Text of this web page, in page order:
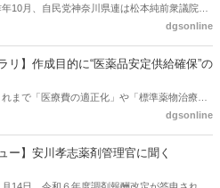
・セルフメディケーション推進室長併任）安藤
名誉教授の三村優美子氏、 日本保険薬局協会医
年10月、自民党神奈川県連は松本純前衆議院議
」（横浜市中区・磯子区・金沢区）の支部長
。薬剤師に関わる政策に広く・深く関わってき
剤師業界の期待には熱いものがある。不透明
・介護・障害者サービスのトリプル改定等へ
危機感の裏返しといってもいいだろう。本稿で
dgsonline
リ】作成目的に“医薬品安定供給確保”の
れまで「医療費の適正化」や「標準薬物治療の
れることが多かった地域フォーミュラリの作
確保だ。10月22日に開かれた「日本フォーミュ
から安定供給確保への強い要望があったことを
dgsonline
ー】安川孝志薬剤管理官に聞く